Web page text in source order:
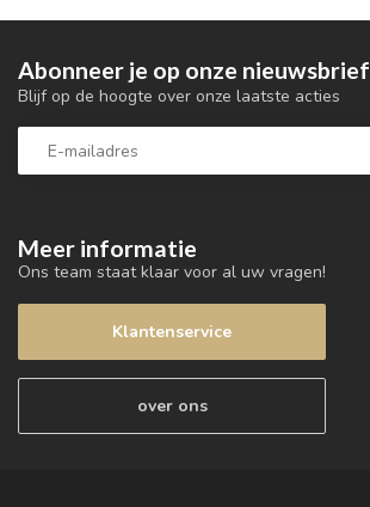
Meer informatie
Ons team staat klaar voor al uw vragen!
Klantenservice
over ons
Abonneer je op onze nieuwsbrief
Blijf op de hoogte over onze laatste acties